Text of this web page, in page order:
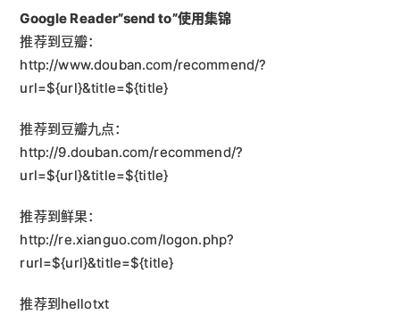
Google Reader”send to”使用集锦
推荐到豆瓣：
http://www.douban.com/recommend/?
url=${url}&title=${title}
推荐到豆瓣九点：
http://9.douban.com/recommend/?
url=${url}&title=${title}
推荐到鲜果：
http://re.xianguo.com/logon.php?
rurl=${url}&title=${title}
推荐到hellotxt